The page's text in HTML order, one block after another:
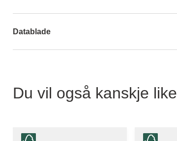
Datablade
Du vil også kanskje like